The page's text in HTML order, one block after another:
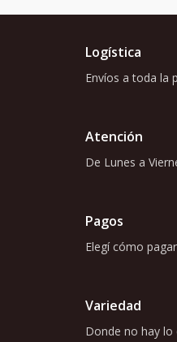
Logística
Envíos a toda la
Atención
De Lunes a
Pagos
Elegí cómo
Variedad
Donde no hay lo